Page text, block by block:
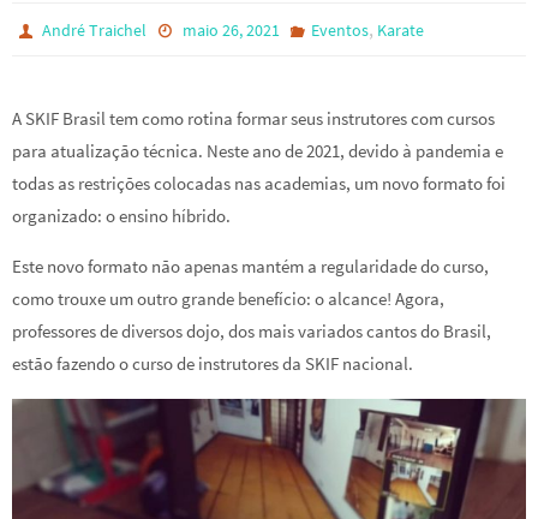
André Traichel maio 26, 2021 Eventos, Karate
A SKIF Brasil tem como rotina formar seus instrutores com cursos
para atualização técnica. Neste ano de 2021, devido à pandemia e
todas as restrições colocadas nas academias, um novo formato foi
organizado: o ensino híbrido.
Este novo formato não apenas mantém a regularidade do curso,
como trouxe um outro grande benefício: o alcance! Agora,
professores de diversos dojo, dos mais variados cantos do Brasil,
estão fazendo o curso de instrutores da SKIF nacional.